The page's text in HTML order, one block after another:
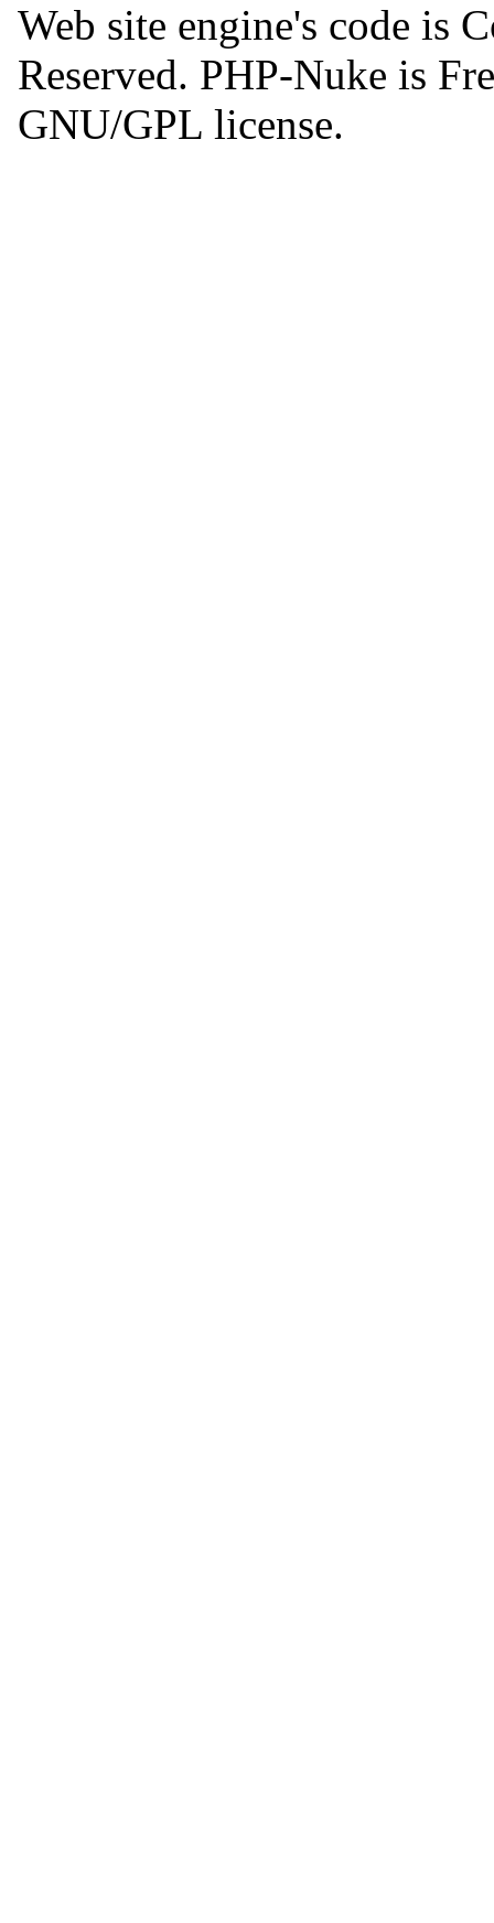
Web site engine's code is
Reserved. PHP-Nuke is
GNU/GPL license.